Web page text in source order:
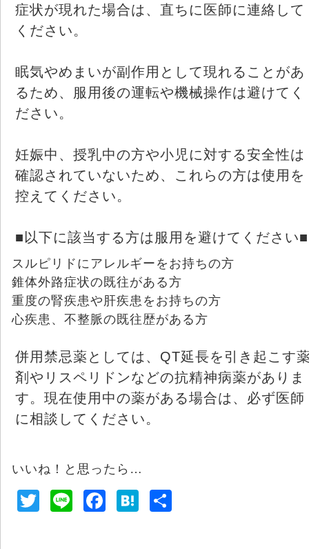
症状が現れた場合は、直ちに医師に連絡して
ください。
眠気やめまいが副作用として現れることがあ
るため、服用後の運転や機械操作は避けてく
ださい。
妊娠中、授乳中の方や小児に対する安全性は
確認されていないため、これらの方は使用を
控えてください。
■以下に該当する方は服用を避けてください■
スルピリドにアレルギーをお持ちの方
錐体外路症状の既往がある方
重度の腎疾患や肝疾患をお持ちの方
心疾患、不整脈の既往歴がある方
併用禁忌薬としては、QT延長を引き起こす
剤やリスペリドンなどの抗精神病薬がありま
す。現在使用中の薬がある場合は、必ず医師
に相談してください。
いいね！と思ったら…
T
Li
H